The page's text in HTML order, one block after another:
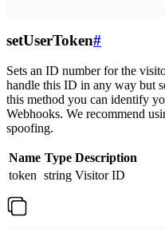
setUserToken#
Sets an ID number for the
handle this ID in any way but
this method you can identify
Webhooks. We recommend
spoofing.
Name Type Description
token string Visitor ID